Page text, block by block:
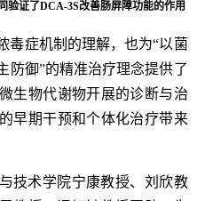
验证了DCA-3S改善肠屏障功能的作用
毒症机制的理解，也为“以菌
防御”的精准治疗理念提供了
生物代谢物开展的诊断与治
早期干预和个体化治疗带来
技术学院宁康教授、刘欣教